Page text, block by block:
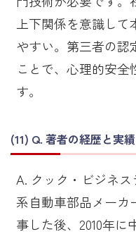
上下関係を意識して
やすい。第三者の認
ことで、心理的安
す。
Q. 著者の経歴と実
A. クック・ビジネ
系自動車部品メーカ
事した後、2010年に